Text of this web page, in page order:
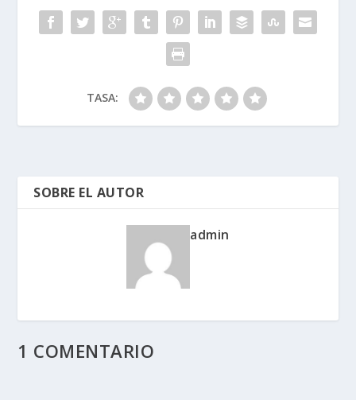
TASA:
SOBRE EL AUTOR
admin
1 COMENTARIO